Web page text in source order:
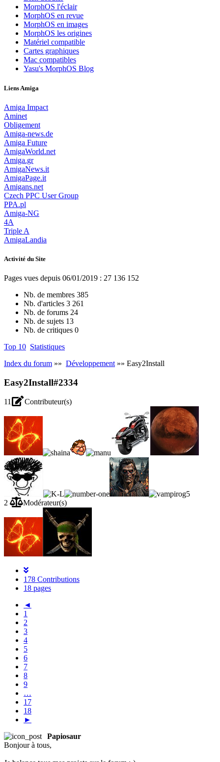
MorphOS l'éclair
MorphOS en revue
MorphOS en images
MorphOS les origines
Matériel compatible
Cartes graphiques
Mac compatibles
Yasu's MorphOS Blog
Liens Amiga
Amiga Impact
Aminet
Obligement
Amiga-news.de
Amiga Future
AmigaWorld.net
Amiga.gr
AmigaNews.it
AmigaPage.it
Amigans.net
Czech PPC User Group
PPA.pl
Amiga-NG
4A
Triple A
AmigaLandia
Activité du Site
Pages vues depuis 06/01/2019 : 27 136 152
Nb. de membres 385
Nb. d'articles 3 261
Nb. de forums 24
Nb. de sujets 13
Nb. de critiques 0
Top 10 Statistiques
Index du forum »» Développement »» Easy2Install
Easy2Install#2334
11 Contributeur(s)
2 Modérateur(s)
178 Contributions
18 pages
◄
1
2
3
4
5
6
7
8
9
…
17
18
►
Papiosaur
Bonjour à tous,